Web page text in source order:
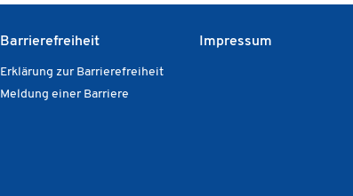
Barrierefreiheit
Erklärung zur Barrierefreiheit
Meldung einer Barriere
Impressum